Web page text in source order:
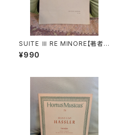
SUITE Ⅲ RE MINORE【著者：
DIEUPART】出版社：EDITION
MOECK 1966年
¥990